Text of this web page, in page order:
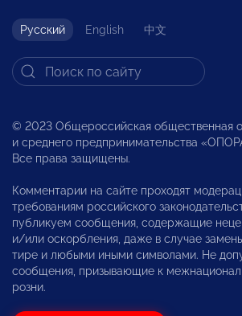
Русский English 中文
© 2023 Общероссийская общественная
и среднего предпринимательства
Все права защищены.
Комментарии на сайте проходят
требованиям российского
публикуем сообщения, содержащие
и/или оскорбления, даже в случае
тире и любыми иными символами. Не
сообщения, призывающие к
розни.